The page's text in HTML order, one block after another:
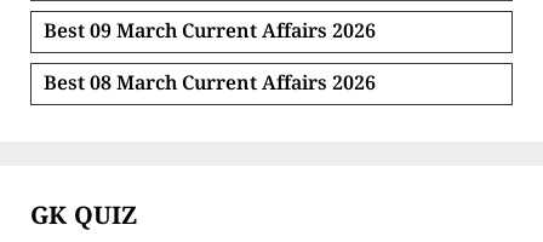
Best 09 March Current Affairs 2026
Best 08 March Current Affairs 2026
GK QUIZ